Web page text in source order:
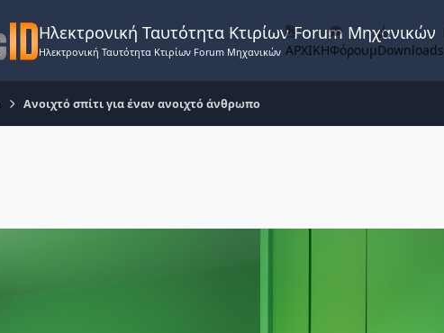
Ηλεκτρονική Ταυτότητα Κτιρίων Forum Μηχανικών
Ηλεκτρονική Ταυτότητα Κτιρίων Forum Μηχανικών ΑΡΧΙΚΗΦόρουμDownloads
Ανοιχτό σπίτι για έναν ανοιχτό άνθρωπο